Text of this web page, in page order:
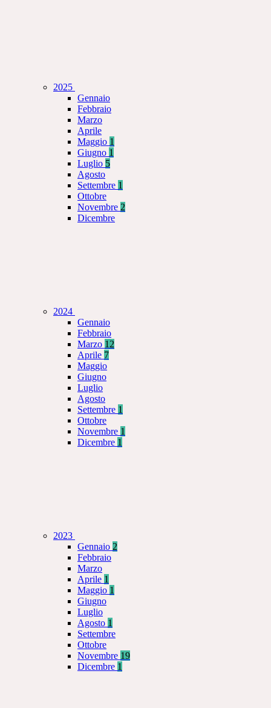
2025
Gennaio
Febbraio
Marzo
Aprile
Maggio 1
Giugno 1
Luglio 5
Agosto
Settembre 1
Ottobre
Novembre 2
Dicembre
2024
Gennaio
Febbraio
Marzo 12
Aprile 7
Maggio
Giugno
Luglio
Agosto
Settembre 1
Ottobre
Novembre 1
Dicembre 1
2023
Gennaio 2
Febbraio
Marzo
Aprile 1
Maggio 1
Giugno
Luglio
Agosto 1
Settembre
Ottobre
Novembre 19
Dicembre 1